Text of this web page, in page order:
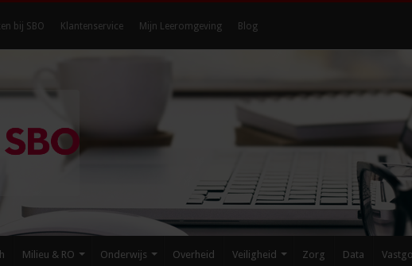
bij SBO Klantenservice Mijn Leeromgeving Blog
Milieu & RO Onderwijs Overheid Veiligheid Zorg Data